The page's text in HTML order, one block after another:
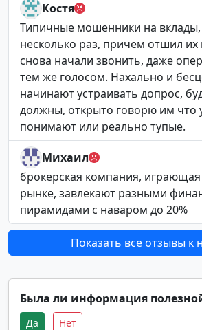
Костя
Типичные мошенники на
несколько раз, причем отшил их
снова начали звонить, даже
тем же голосом. Нахально и
начинают устраивать допрос,
должны, открыто говорю им что
понимают или реально тупые.
Михаил
брокерская компания,
рынке, завлекают разными
пирамидами с наваром до 20%
Показать все отзывы к
Была ли информация
Да Нет